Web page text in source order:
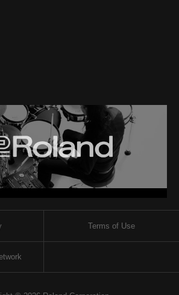
Terms of Use